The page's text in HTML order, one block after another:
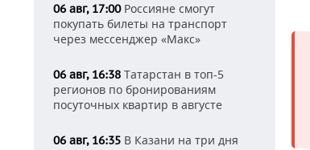
06 авг, 17:00Россияне смогут
покупать билеты на транспорт
через мессенджер «Макс»
06 авг, 16:38 Татарстан в топ-5
регионов по бронированиям
посуточных квартир в августе
06 авг, 16:35 В Казани на три дня